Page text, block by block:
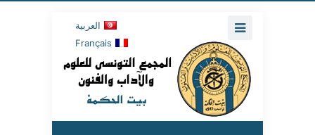
العربية
Français